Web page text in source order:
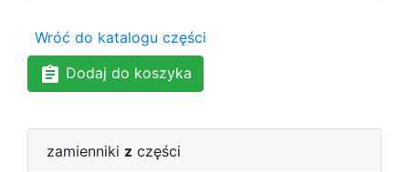
Wróć do katalogu części
Dodaj do koszyka
zamienniki z części